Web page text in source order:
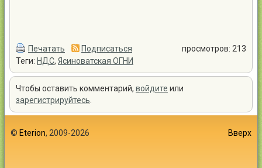
Печатать Подписаться
просмотров: 213
Теги: НДС, Ясиноватская ОГНИ
Чтобы оставить комментарий, войдите или
зарегистрируйтесь.
© Eterion, 2009-2026 Вверх